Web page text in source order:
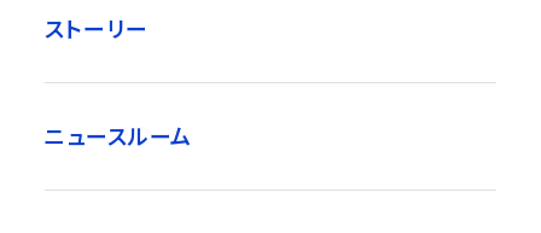
ストーリー
ニュースルーム